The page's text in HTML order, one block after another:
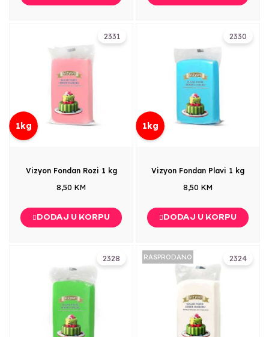
2331
1kg
Vizyon Fondan Rozi 1 kg
8,50 KM
DODAJ U KORPU
2330
1kg
Vizyon Fondan Plavi 1 kg
8,50 KM
DODAJ U KORPU
2328 2324
RASPRODANO